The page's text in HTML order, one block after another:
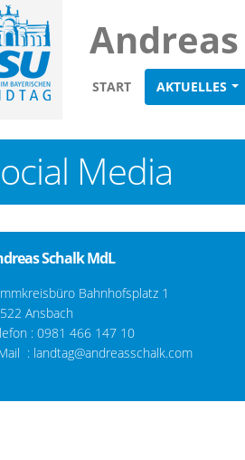
START AKTUELLES
Media
Schalk MdL
Bahnhofsplatz 1
Ansbach
: 0981 466 147 10
: landtag@andreasschalk.com